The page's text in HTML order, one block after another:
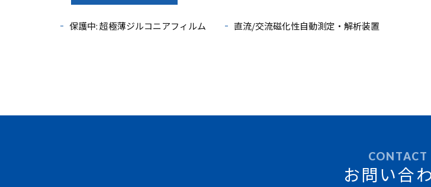
保護中: 超極薄ジルコニアフィルム 直流/交流磁化性自動測定・解析装置
CONTACT
お問い合